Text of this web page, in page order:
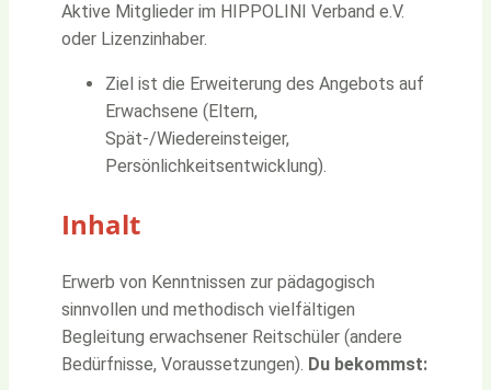
Aktive Mitglieder im HIPPOLINI Verband e.V.
oder Lizenzinhaber.
Ziel ist die Erweiterung des Angebots auf
Erwachsene (Eltern,
Spät-/Wiedereinsteiger,
Persönlichkeitsentwicklung).
Inhalt
Erwerb von Kenntnissen zur pädagogisch
sinnvollen und methodisch vielfältigen
Begleitung erwachsener Reitschüler (andere
Bedürfnisse, Voraussetzungen). Du bekommst: